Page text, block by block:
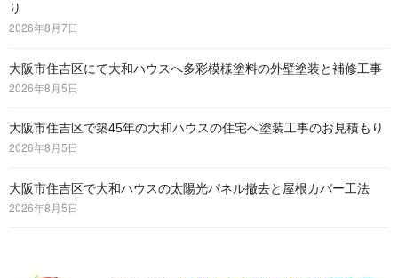
り
2026年8月7日
大阪市住吉区にて大和ハウスへ多彩模様塗料の外壁塗装と補修工事
2026年8月5日
大阪市住吉区で築45年の大和ハウスの住宅へ塗装工事のお見積もり
2026年8月5日
大阪市住吉区で大和ハウスの太陽光パネル撤去と屋根カバー工法
2026年8月5日